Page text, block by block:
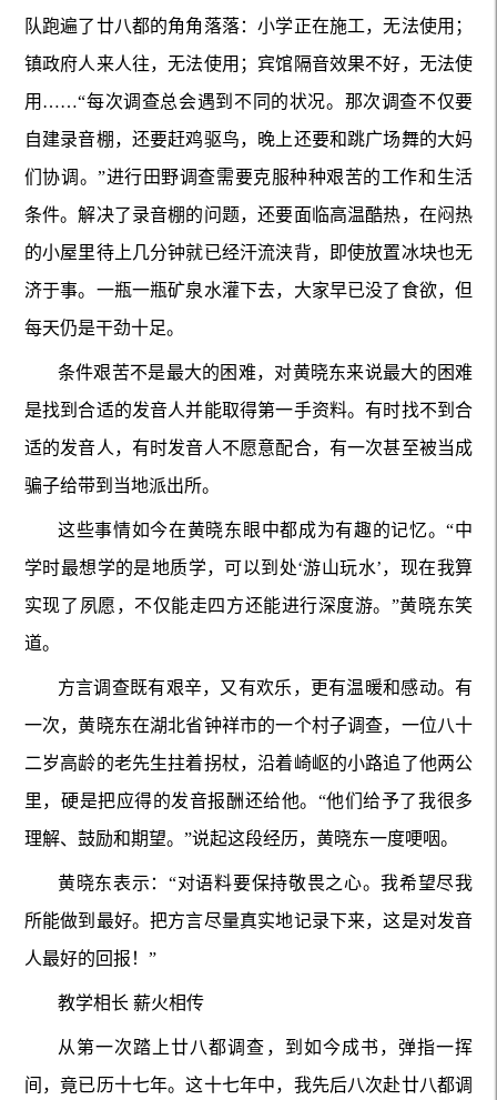
队跑遍了廿八都的角角落落：小学正在施工，无法使用；
镇政府人来人往，无法使用；宾馆隔音效果不好，无法使
用……“每次调查总会遇到不同的状况。那次调查不仅要
自建录音棚，还要赶鸡驱鸟，晚上还要和跳广场舞的大妈
们协调。”进行田野调查需要克服种种艰苦的工作和生活
条件。解决了录音棚的问题，还要面临高温酷热，在闷热
的小屋里待上几分钟就已经汗流浃背，即使放置冰块也无
济于事。一瓶一瓶矿泉水灌下去，大家早已没了食欲，但
每天仍是干劲十足。
条件艰苦不是最大的困难，对黄晓东来说最大的困难
是找到合适的发音人并能取得第一手资料。有时找不到合
适的发音人，有时发音人不愿意配合，有一次甚至被当成
骗子给带到当地派出所。
这些事情如今在黄晓东眼中都成为有趣的记忆。“中
学时最想学的是地质学，可以到处‘游山玩水’，现在我算
实现了夙愿，不仅能走四方还能进行深度游。”黄晓东笑
道。
方言调查既有艰辛，又有欢乐，更有温暖和感动。有
一次，黄晓东在湖北省钟祥市的一个村子调查，一位八十
二岁高龄的老先生拄着拐杖，沿着崎岖的小路追了他两公
里，硬是把应得的发音报酬还给他。“他们给予了我很多
理解、鼓励和期望。”说起这段经历，黄晓东一度哽咽。
黄晓东表示：“对语料要保持敬畏之心。我希望尽我
所能做到最好。把方言尽量真实地记录下来，这是对发音
人最好的回报！”
教学相长 薪火相传
从第一次踏上廿八都调查，到如今成书，弹指一挥
间，竟已历十七年。这十七年中，我先后八次赴廿八都调